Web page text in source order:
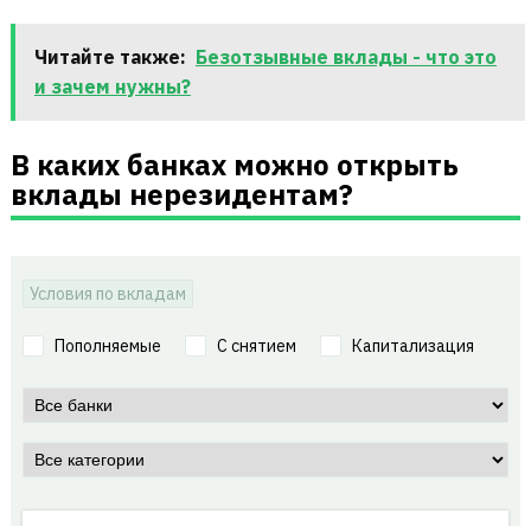
Читайте также: Безотзывные вклады - что это
и зачем нужны?
В каких банках можно открыть
вклады нерезидентам?
Условия по вкладам
Пополняемые С снятием Капитализация